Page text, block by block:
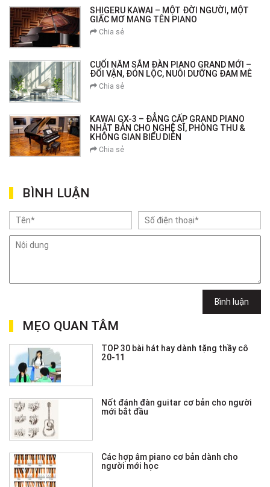
SHIGERU KAWAI – MỘT ĐỜI NGƯỜI, MỘT
GIẤC MƠ MANG TÊN PIANO
Chia sẻ
CUỐI NĂM SẮM ĐÀN PIANO GRAND MỚI –
ĐỔI VẬN, ĐÓN LỘC, NUÔI DƯỠNG ĐAM MÊ
Chia sẻ
KAWAI GX-3 – ĐẲNG CẤP GRAND PIANO
NHẬT BẢN CHO NGHỆ SĨ, PHÒNG THU &
KHÔNG GIAN BIỂU DIỄN
Chia sẻ
BÌNH LUẬN
Bình luận
MẸO QUAN TÂM
TOP 30 bài hát hay dành tặng thầy cô
20-11
Nốt đánh đàn guitar cơ bản cho người
mới bắt đầu
Các hợp âm piano cơ bản dành cho
người mới học